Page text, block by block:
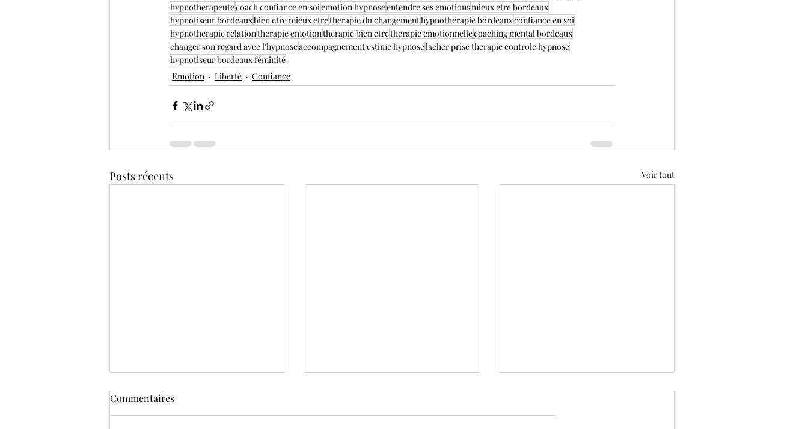
hypnotherapeutecoach confiance en soiemotion hypnoseentendre ses emotionsmieux etre bordeaux
hypnotiseur bordeauxbien etre mieux etretherapie du changementhypnotherapie bordeauxconfiance en soi
hypnotherapie relationtherapie emotiontherapie bien etretherapie emotionnellecoaching mental bordeaux
changer son regard avec l'hypnoseaccompagnement estime hypnoselacher prise therapie controle hypnose
hypnotiseur bordeaux féminité
Emotion
Liberté Confiance
Posts récents Voir tout
Commentaires